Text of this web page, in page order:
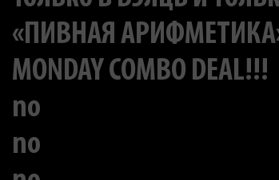
«ПИВНАЯ
MONDAY COMBO DEAL!!!
no
no